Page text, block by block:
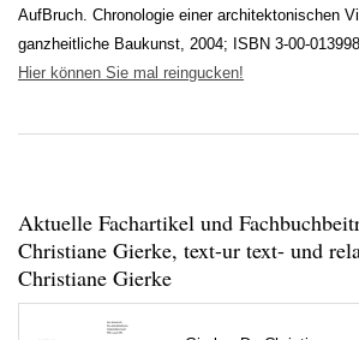
AufBruch. Chronologie einer architektonischen
ganzheitliche Baukunst, 2004; ISBN 3-00-
Hier können Sie mal reingucken!
Aktuelle Fachartikel und
Christiane Gierke, text-ur text- und
Christiane Gierke